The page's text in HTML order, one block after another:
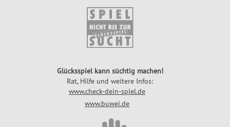
Glücksspiel kann süchtig machen!
Rat, Hilfe und weitere Infos:
www.check-dein-spiel.de
www.buwei.de